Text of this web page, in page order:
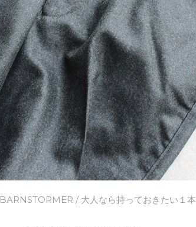
BARNSTORMER / 大人なら持っておきたい１本